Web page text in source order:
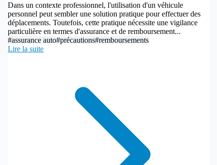
Dans un contexte professionnel, l'utilisation d'un véhicule
personnel peut sembler une solution pratique pour effectuer des
déplacements. Toutefois, cette pratique nécessite une vigilance
particulière en termes d'assurance et de remboursement...
#assurance auto#précautions#remboursements
Lire la suite